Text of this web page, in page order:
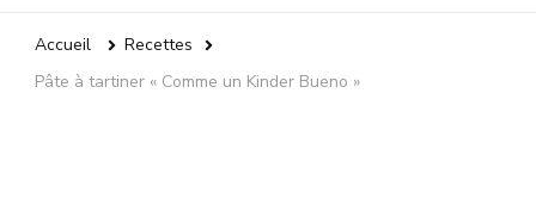
Accueil
Recettes
Pâte à tartiner « Comme un Kinder Bueno »